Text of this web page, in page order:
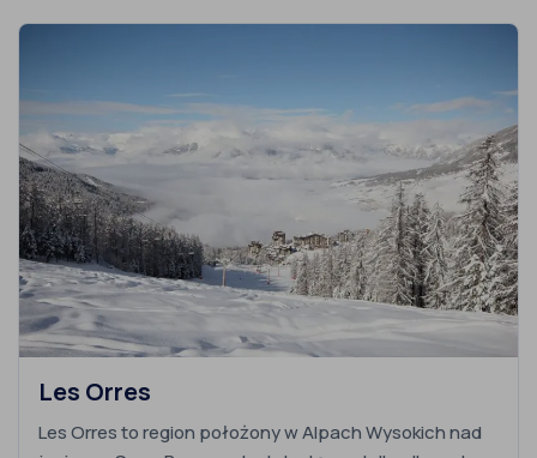
Les Orres
Les Orres to region położony w Alpach Wysokich nad